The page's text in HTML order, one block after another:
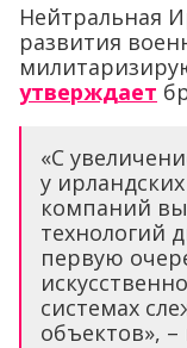
Нейтральная
развития
утверждает
«С
у
компаний
технологий
первую
системах
объектов»,